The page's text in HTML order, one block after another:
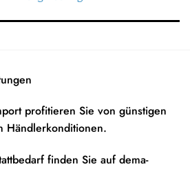
profitieren Sie von günstigen
Händlerkonditionen.
finden Sie aufdema-